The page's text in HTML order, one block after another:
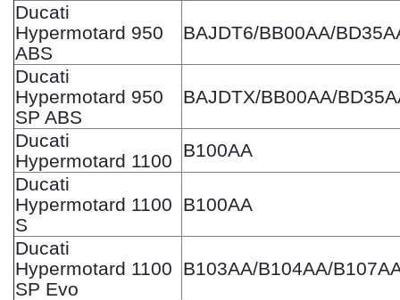
Ducati
Hypermotard 950
ABS
BAJDT6/BB00AA/
Ducati
Hypermotard 950
SP ABS
BAJDTX/BB00AA/
Ducati
Hypermotard 1100
B100AA
Ducati
Hypermotard 1100
S
B100AA
Ducati
Hypermotard 1100
SP Evo
B103AA/B104AA/